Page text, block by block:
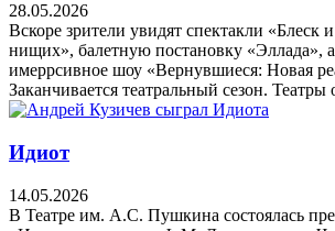
28.05.2026
Вскоре зрители увидят спектакли «Блеск
нищих», балетную постановку «Эллада»,
имеррсивное шоу «Вернувшиеся: Новая
Заканчивается театральный сезон. Театры
Идиот
14.05.2026
В Театре им. А.С. Пушкина состоялась